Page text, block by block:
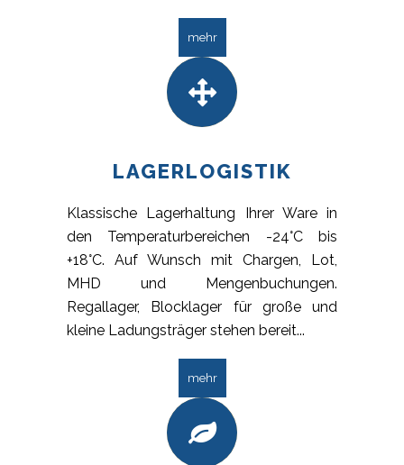
mehr
LAGERLOGISTIK
Klassische Lagerhaltung Ihrer Ware in
den Temperaturbereichen -24°C bis
+18°C. Auf Wunsch mit Chargen, Lot,
MHD und Mengenbuchungen.
Regallager, Blocklager für große und
kleine Ladungsträger stehen bereit...
mehr